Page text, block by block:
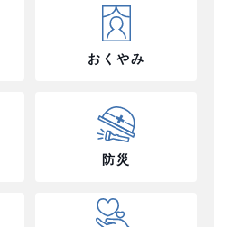
おくやみ
防災